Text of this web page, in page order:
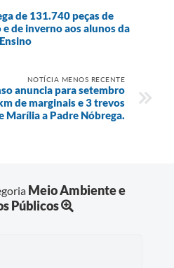
de 131.740 peças de
de inverno aos alunos da
NOTÍCIA MENOS RECENTE
anuncia para setembro
de marginais e 3 trevos
Marília a Padre Nóbrega.
Meio Ambiente e
Públicos